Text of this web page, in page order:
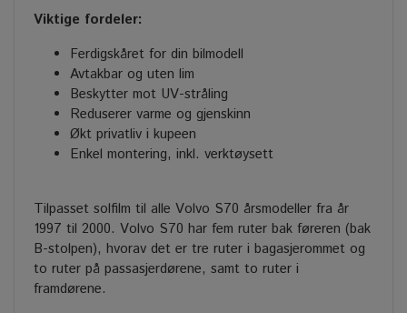
Viktige fordeler:
Ferdigskåret for din bilmodell
Avtakbar og uten lim
Beskytter mot UV-stråling
Reduserer varme og gjenskinn
Økt privatliv i kupeen
Enkel montering, inkl. verktøysett
Tilpasset solfilm til alle Volvo S70 årsmodeller fra år
1997 til 2000. Volvo S70 har fem ruter bak føreren (bak
B-stolpen), hvorav det er tre ruter i bagasjerommet og
to ruter på passasjerdørene, samt to ruter i
framdørene.